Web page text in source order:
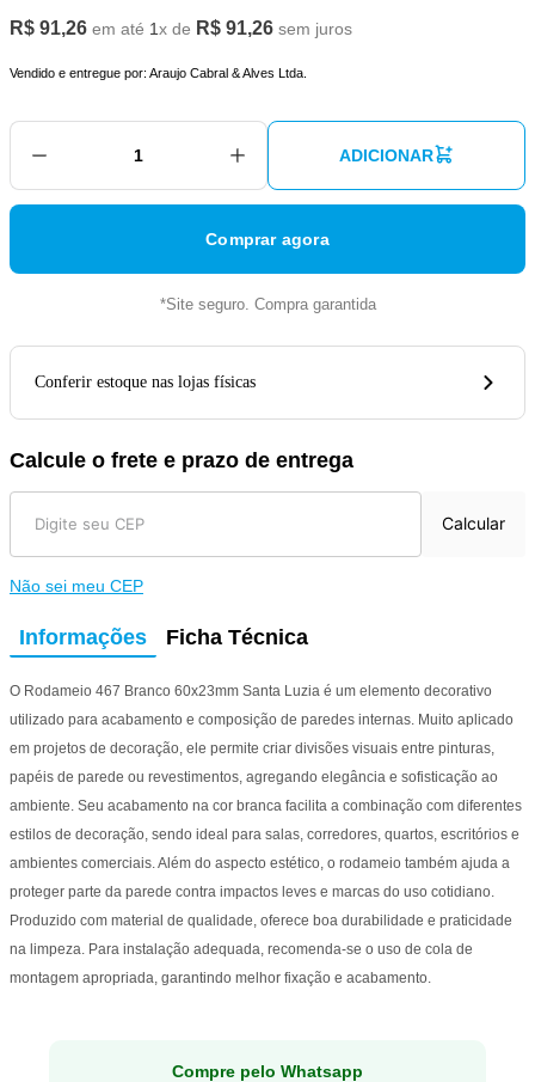
R$ 91,26 em até 1x de R$ 91,26 sem juros
Vendido e entregue por: Araujo Cabral & Alves Ltda.
ADICIONAR
Comprar agora
*Site seguro. Compra garantida
Conferir estoque nas lojas físicas
Calcule o frete e prazo de entrega
Calcular
Não sei meu CEP
Informações Ficha Técnica
O Rodameio 467 Branco 60x23mm Santa Luzia é um elemento decorativo
utilizado para acabamento e composição de paredes internas. Muito aplicado
em projetos de decoração, ele permite criar divisões visuais entre pinturas,
papéis de parede ou revestimentos, agregando elegância e sofisticação ao
ambiente. Seu acabamento na cor branca facilita a combinação com diferentes
estilos de decoração, sendo ideal para salas, corredores, quartos, escritórios e
ambientes comerciais. Além do aspecto estético, o rodameio também ajuda a
proteger parte da parede contra impactos leves e marcas do uso cotidiano.
Produzido com material de qualidade, oferece boa durabilidade e praticidade
na limpeza. Para instalação adequada, recomenda-se o uso de cola de
montagem apropriada, garantindo melhor fixação e acabamento.
Compre pelo Whatsapp